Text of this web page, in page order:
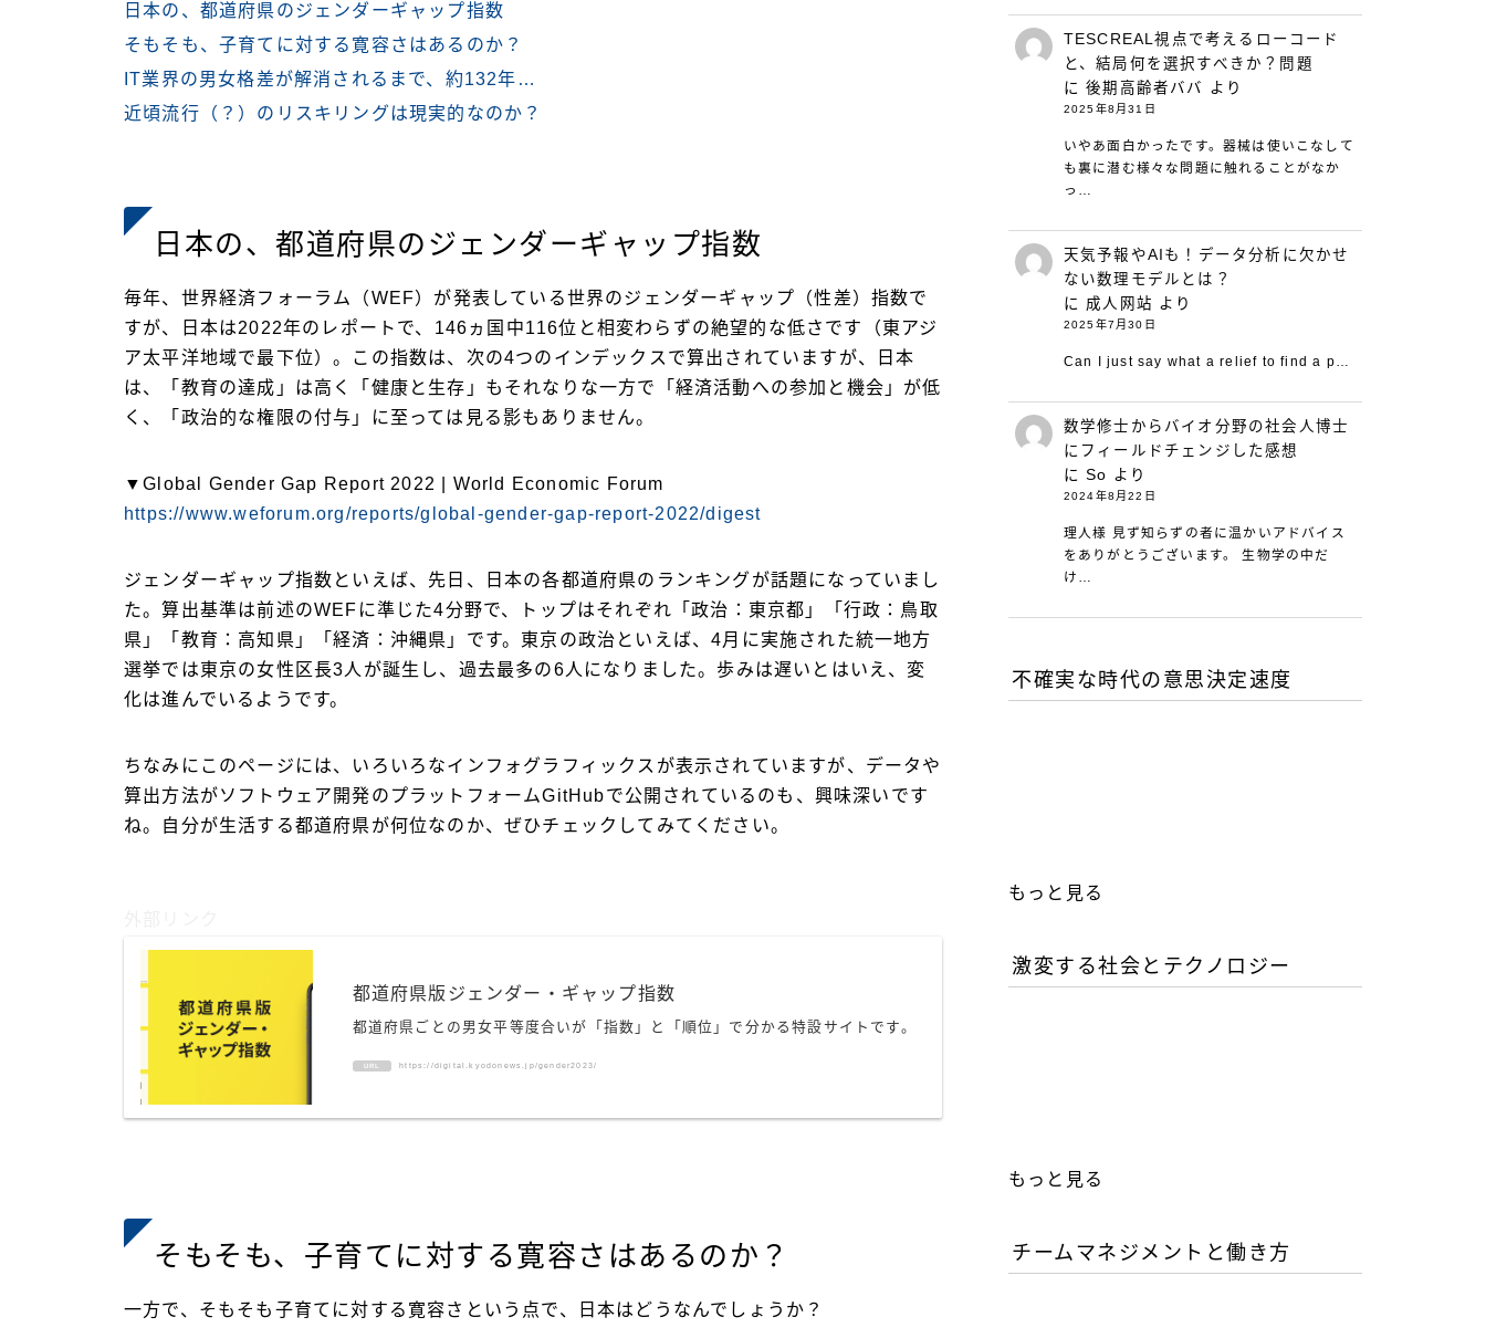
日本の、都道府県のジェンダーギャップ指数
そもそも、子育てに対する寛容さはあるのか？
IT業界の男女格差が解消されるまで、約132年…
近頃流行（？）のリスキリングは現実的なのか？
日本の、都道府県のジェンダーギャップ指数
毎年、世界経済フォーラム（WEF）が発表している世界のジェンダーギャップ（性差）指数で
すが、日本は2022年のレポートで、146ヵ国中116位と相変わらずの絶望的な低さです（東アジ
ア太平洋地域で最下位）。この指数は、次の4つのインデックスで算出されていますが、日本
は、「教育の達成」は高く「健康と生存」もそれなりな一方で「経済活動への参加と機会」が低
く、「政治的な権限の付与」に至っては見る影もありません。
▼Global Gender Gap Report 2022 | World Economic Forum
https://www.weforum.org/reports/global-gender-gap-report-2022/digest
ジェンダーギャップ指数といえば、先日、日本の各都道府県のランキングが話題になっていまし
た。算出基準は前述のWEFに準じた4分野で、トップはそれぞれ「政治：東京都」「行政：鳥取
県」「教育：高知県」「経済：沖縄県」です。東京の政治といえば、4月に実施された統一地方
選挙では東京の女性区長3人が誕生し、過去最多の6人になりました。歩みは遅いとはいえ、変
化は進んでいるようです。
ちなみにこのページには、いろいろなインフォグラフィックスが表示されていますが、データや
算出方法がソフトウェア開発のプラットフォームGitHubで公開されているのも、興味深いです
ね。自分が生活する都道府県が何位なのか、ぜひチェックしてみてください。
都道府県版ジェンダー・ギャップ指数
都道府県ごとの男女平等度合いが「指数」と「順位」で分かる特設サイトです。
URL https://digital.kyodonews.jp/gender2023/
そもそも、子育てに対する寛容さはあるのか？
一方で、そもそも子育てに対する寛容さという点で、日本はどうなんでしょうか？
TESCREAL視点で考えるローコード
と、結局何を選択すべきか？問題
に後期高齢者ババ より
2025年8月31日
いやあ面白かったです。器械は使いこなして
も裏に潜む様々な問題に触れることがなか
っ…
天気予報やAIも！データ分析に欠かせ
ない数理モデルとは？
に 成人网站 より
2025年7月30日
Can I just say what a relief to find a p…
数学修士からバイオ分野の社会人博士
にフィールドチェンジした感想
にSo より
2024年8月22日
理人様 見ず知らずの者に温かいアドバイス
をありがとうございます。 生物学の中だ
け…
不確実な時代の意思決定速度
もっと見る
激変する社会とテクノロジー
もっと見る
チームマネジメントと働き方